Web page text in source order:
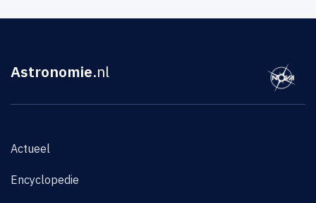
Astronomie.nl
Actueel
Encyclopedie